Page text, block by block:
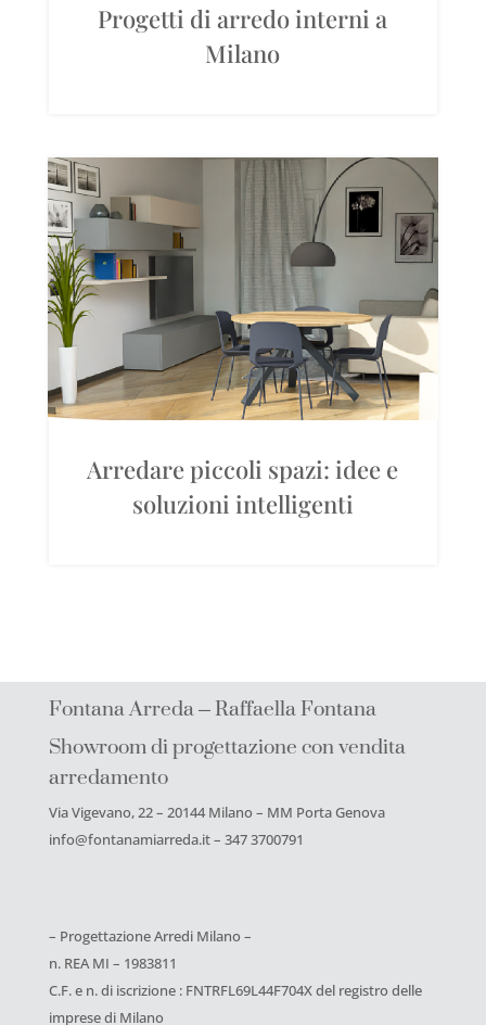
Progetti di arredo interni a
Milano
Arredare piccoli spazi: idee e
soluzioni intelligenti
Fontana Arreda – Raffaella Fontana
Showroom di progettazione con vendita
arredamento
Via Vigevano, 22 – 20144 Milano – MM Porta Genova
info@fontanamiarreda.it – 347 3700791
– Progettazione Arredi Milano –
n. REA MI – 1983811
C.F. e n. di iscrizione : FNTRFL69L44F704X del registro delle
imprese di Milano